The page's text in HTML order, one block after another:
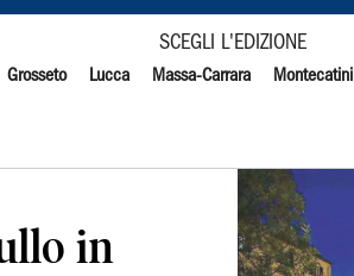
SCEGLI L'EDIZIONE
Grosseto Lucca Massa-Carrara Montecatini
in